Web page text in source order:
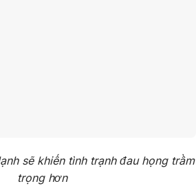
sẽ khiến tình trạnh đau họng trầm
trọng hơn